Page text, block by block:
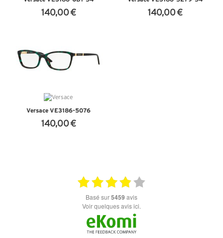
140,00 €
140,00 €
Versace VE3186-5076
140,00 €
basé sur5459 avis
Voir quelques avis ici.